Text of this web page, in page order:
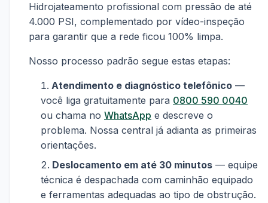
Hidrojateamento profissional com pressão de até
4.000 PSI, complementado por vídeo-inspeção
para garantir que a rede ficou 100% limpa.
Nosso processo padrão segue estas etapas:
Atendimento e diagnóstico telefônico —
você liga gratuitamente para 0800 590 0040
ou chama no WhatsApp e descreve o
problema. Nossa central já adianta as primeiras
orientações.
Deslocamento em até 30 minutos — equipe
técnica é despachada com caminhão equipado
e ferramentas adequadas ao tipo de obstrução.